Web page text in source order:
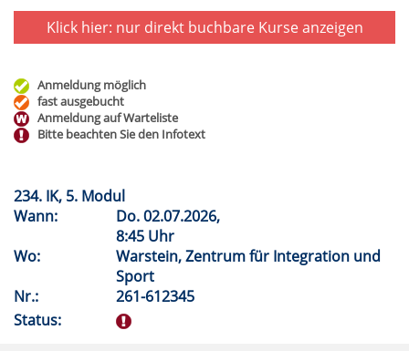
Klick hier: nur direkt buchbare Kurse anzeigen
Anmeldung möglich
fast ausgebucht
Anmeldung auf Warteliste
Bitte beachten Sie den Infotext
234. IK, 5. Modul
Wann:
Do.02.07.2026,
8:45 Uhr
Wo:
Warstein, Zentrum für Integration und
Sport
Nr.:
261-612345
Status: